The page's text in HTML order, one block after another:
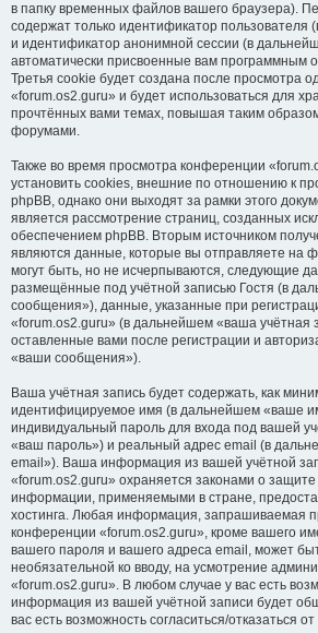
в папку временных файлов вашего браузера).
содержат только идентификатор
и идентификатор анонимной сессии (в
автоматически присвоенные вам программным
Третья cookie будет создана после просмотра
«forum.os2.guru» и будет использоваться для
прочтённых вами темах, повышая таким
форумами.
Также во время просмотра конференции
установить cookies, внешние по отношению к
phpBB, однако они выходят за рамки этого
является рассмотрение страниц, созданных
обеспечением phpBB. Вторым источником
являются данные, которые вы отправляете на
могут быть, но не исчерпываются, следующие
размещённые под учётной записью Гостя (в
сообщения»), данные, указанные при
«forum.os2.guru» (в дальнейшем «ваша учётная
оставленные вами после регистрации и
«ваши сообщения»).
Ваша учётная запись будет содержать, как
идентифицируемое имя (в дальнейшем «ваше
индивидуальный пароль для входа под вашей
«ваш пароль») и реальный адрес email (в
email»). Ваша информация из вашей учётной
«forum.os2.guru» охраняется законами о
информации, применяемыми в стране,
хостинга. Любая информация, запрашиваемая
конференции «forum.os2.guru», кроме вашего
вашего пароля и вашего адреса email, может
необязательной ко вводу, на усмотрение
«forum.os2.guru». В любом случае у вас есть
информация из вашей учётной записи будет
вас есть возможность согласиться/отказаться